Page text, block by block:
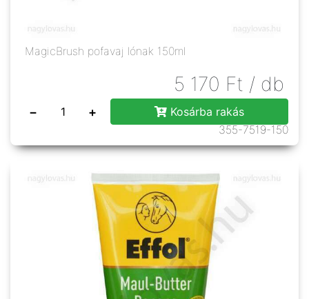
MagicBrush pofavaj lónak 150ml
5 170 Ft / db
− +
Kosárba rakás
355-7519-150